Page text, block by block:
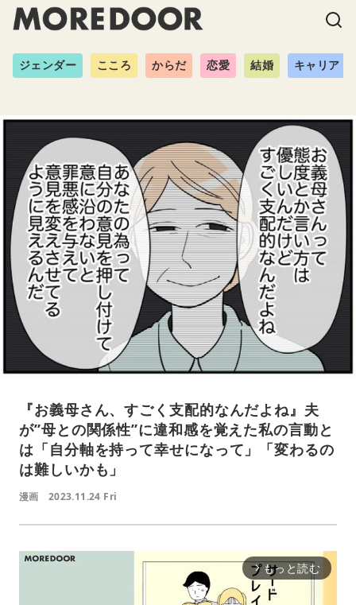
ジェンダー こころ からだ 恋愛 結婚 キャリア
『お義母さん、すごく支配的なんだよね』夫
が”母との関係性”に違和感を覚えた私の言動と
は「自分軸を持って幸せになって」「変わるの
は難しいかも」
漫画 2023.11.24 Fri
arrow_forward_ios もっと読む